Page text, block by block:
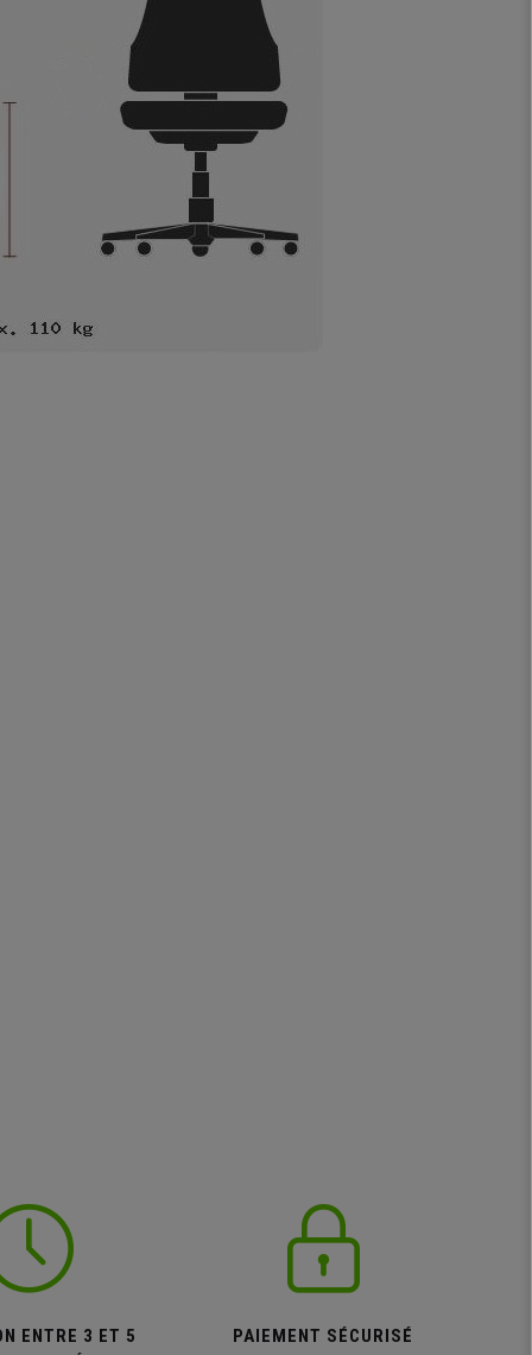
ENTRE 3 ET 5
PAIEMENT SÉCURISÉ